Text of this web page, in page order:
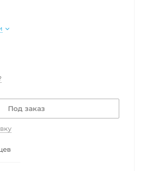
Под заказ